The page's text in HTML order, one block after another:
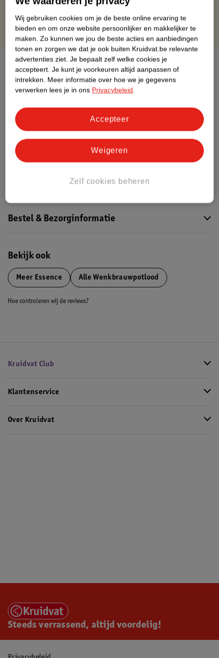
Over dit product
Productinformatie
Etiketinformatie
Nature Impact Score
Meer informatie
Bestel & Bezorginformatie
Bekijk ook
Meer Essence Alle Wenkbrauwpotlood
Hoe controleren wij de reviews?
Kruidvat Club
Klantenservice
Over Kruidvat
Steeds verrassend, altijd voordelig!
Wij gebruiken cookies om je de beste online ervaring te
bieden en om onze website persoonlijker en makkelijker te
maken. Zo kunnen we jou de beste acties en aanbiedingen
tonen en zorgen we dat je ook buiten Kruidvat.be relevante
advertenties ziet. Je bepaalt zelf welke cookies je
accepteert. Je kunt je voorkeuren altijd aanpassen of
intrekken. Meer informatie over hoe we je gegevens
verwerken lees je in ons Privacybeleid.
Zelf cookies beheren
Weigeren
Accepteer